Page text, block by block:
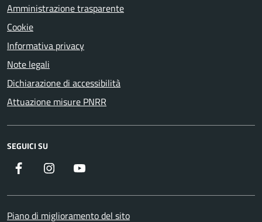
Amministrazione trasparente
Cookie
Informativa privacy
Note legali
Dichiarazione di accessibilità
Attuazione misure PNRR
SEGUICI SU
Facebook Instagram
Piano di miglioramento del sito